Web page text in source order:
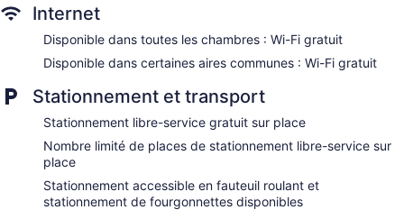
connexion sans fil. Les services d'affaires comprennent : un
peuvent s'appliquer). De plus, les chambres comprennent fer
et planche à repasser et rideaux d’obscurcissement.
Internet
Disponible dans toutes les chambres : Wi-Fi gratuit
Disponible dans certaines aires communes : Wi-Fi gratuit
Stationnement et transport
Stationnement libre-service gratuit sur place
Nombre limité de places de stationnement libre-service sur
place
Stationnement accessible en fauteuil roulant et
stationnement de fourgonnettes disponibles